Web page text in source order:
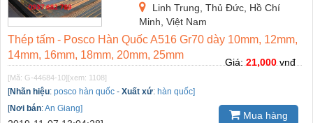
Linh Trung, Thủ Đức, Hồ Chí
Minh, Việt Nam
Thép tấm - Posco Hàn Quốc A516 Gr70 dày 10mm, 12mm,
14mm, 16mm, 18mm, 20mm, 25mm
[Mã: G-44684-10][xem: 1108]
[Nhãn hiệu: posco hàn quốc - Xuất xứ: hàn quốc]
[Nơi bán:An Giang]
Giá: 21,000 vnđ
Mua hàng